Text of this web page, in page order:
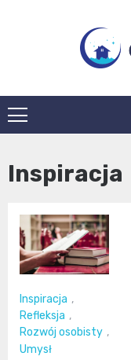
Inspiracja
Inspiracja ,
Refleksja ,
Rozwój osobisty ,
Umysł